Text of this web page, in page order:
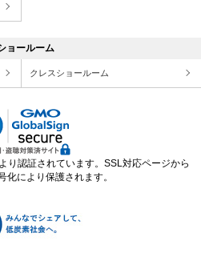
ョールーム
クレスショールーム
り認証されています。SSL対応ページから
化により保護されます。